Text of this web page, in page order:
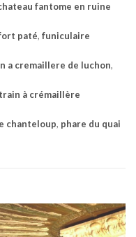
fantome en ruine
paté, funiculaire
a cremaillere de luchon,
à crémaillère
chanteloup, phare du quai